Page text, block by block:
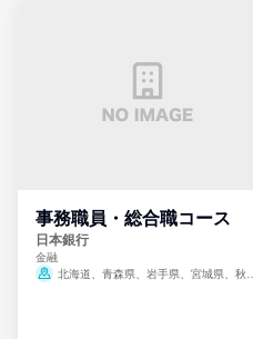
事務職員・総合職コース
日本銀行
金融
北海道、青森県、岩手県、宮城県、秋田